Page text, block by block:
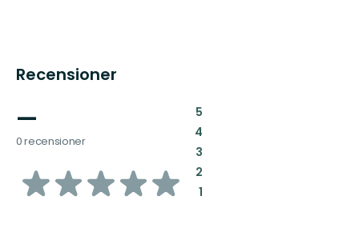
Recensioner
—
0 recensioner
av
5:
4:
3:
2:
1: